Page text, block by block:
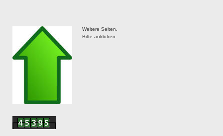
Weitere Seiten.
Bitte anklicken